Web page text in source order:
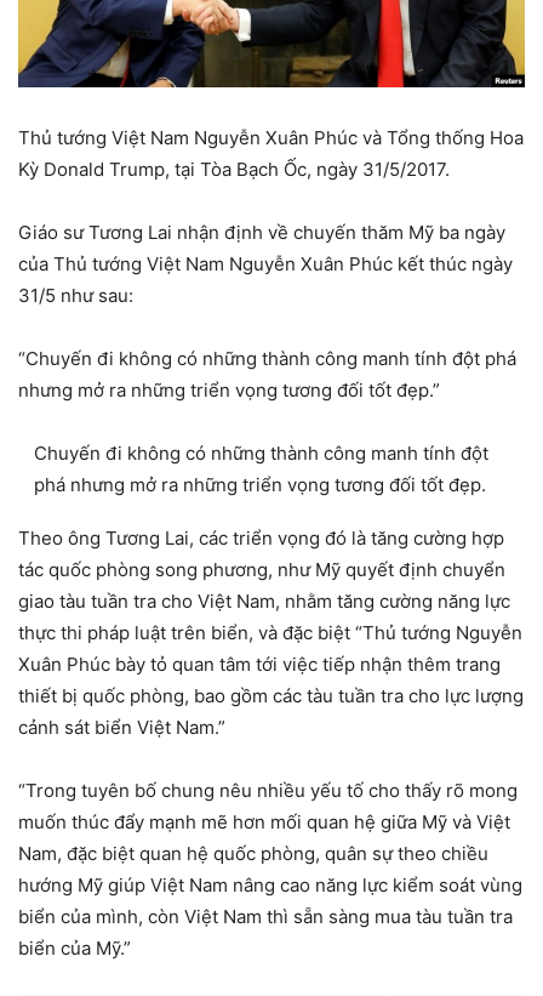
Thủ tướng Việt Nam Nguyễn Xuân Phúc và Tổng thống Hoa
Kỳ Donald Trump, tại Tòa Bạch Ốc, ngày 31/5/2017.
Giáo sư Tương Lai nhận định về chuyến thăm Mỹ ba ngày
của Thủ tướng Việt Nam Nguyễn Xuân Phúc kết thúc ngày
31/5 như sau:
“Chuyến đi không có những thành công manh tính đột phá
nhưng mở ra những triển vọng tương đối tốt đẹp.”
Chuyến đi không có những thành công manh tính đột
phá nhưng mở ra những triển vọng tương đối tốt đẹp.
Theo ông Tương Lai, các triển vọng đó là tăng cường hợp
tác quốc phòng song phương, như Mỹ quyết định chuyển
giao tàu tuần tra cho Việt Nam, nhằm tăng cường năng lực
thực thi pháp luật trên biển, và đặc biệt “Thủ tướng Nguyễn
Xuân Phúc bày tỏ quan tâm tới việc tiếp nhận thêm trang
thiết bị quốc phòng, bao gồm các tàu tuần tra cho lực lượng
cảnh sát biển Việt Nam.”
“Trong tuyên bố chung nêu nhiều yếu tố cho thấy rõ mong
muốn thúc đẩy mạnh mẽ hơn mối quan hệ giữa Mỹ và Việt
Nam, đặc biệt quan hệ quốc phòng, quân sự theo chiều
hướng Mỹ giúp Việt Nam nâng cao năng lực kiểm soát vùng
biển của mình, còn Việt Nam thì sẵn sàng mua tàu tuần tra
biển của Mỹ.”